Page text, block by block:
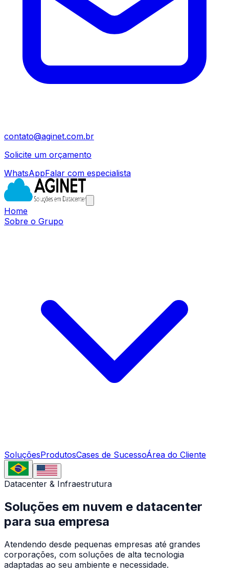
contato@aginet.com.br
Solicite um orçamento
WhatsAppFalar com especialista
Home
Sobre o Grupo
SoluçõesProdutosCases de SucessoÁrea do Cliente
Datacenter & Infraestrutura
Soluções em nuvem e datacenter
para sua empresa
Atendendo desde pequenas empresas até grandes
corporações, com soluções de alta tecnologia
adaptadas ao seu ambiente e necessidade.